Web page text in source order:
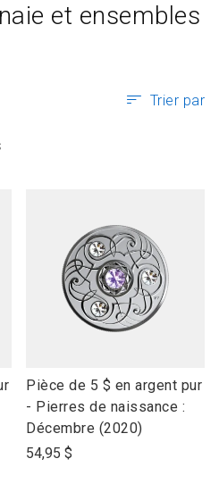
et ensembles
Trier par
link
to
open
product
Pièce de 5 $ en argent pur
- Pierres de naissance :
Décembre (2020)
54,95 $